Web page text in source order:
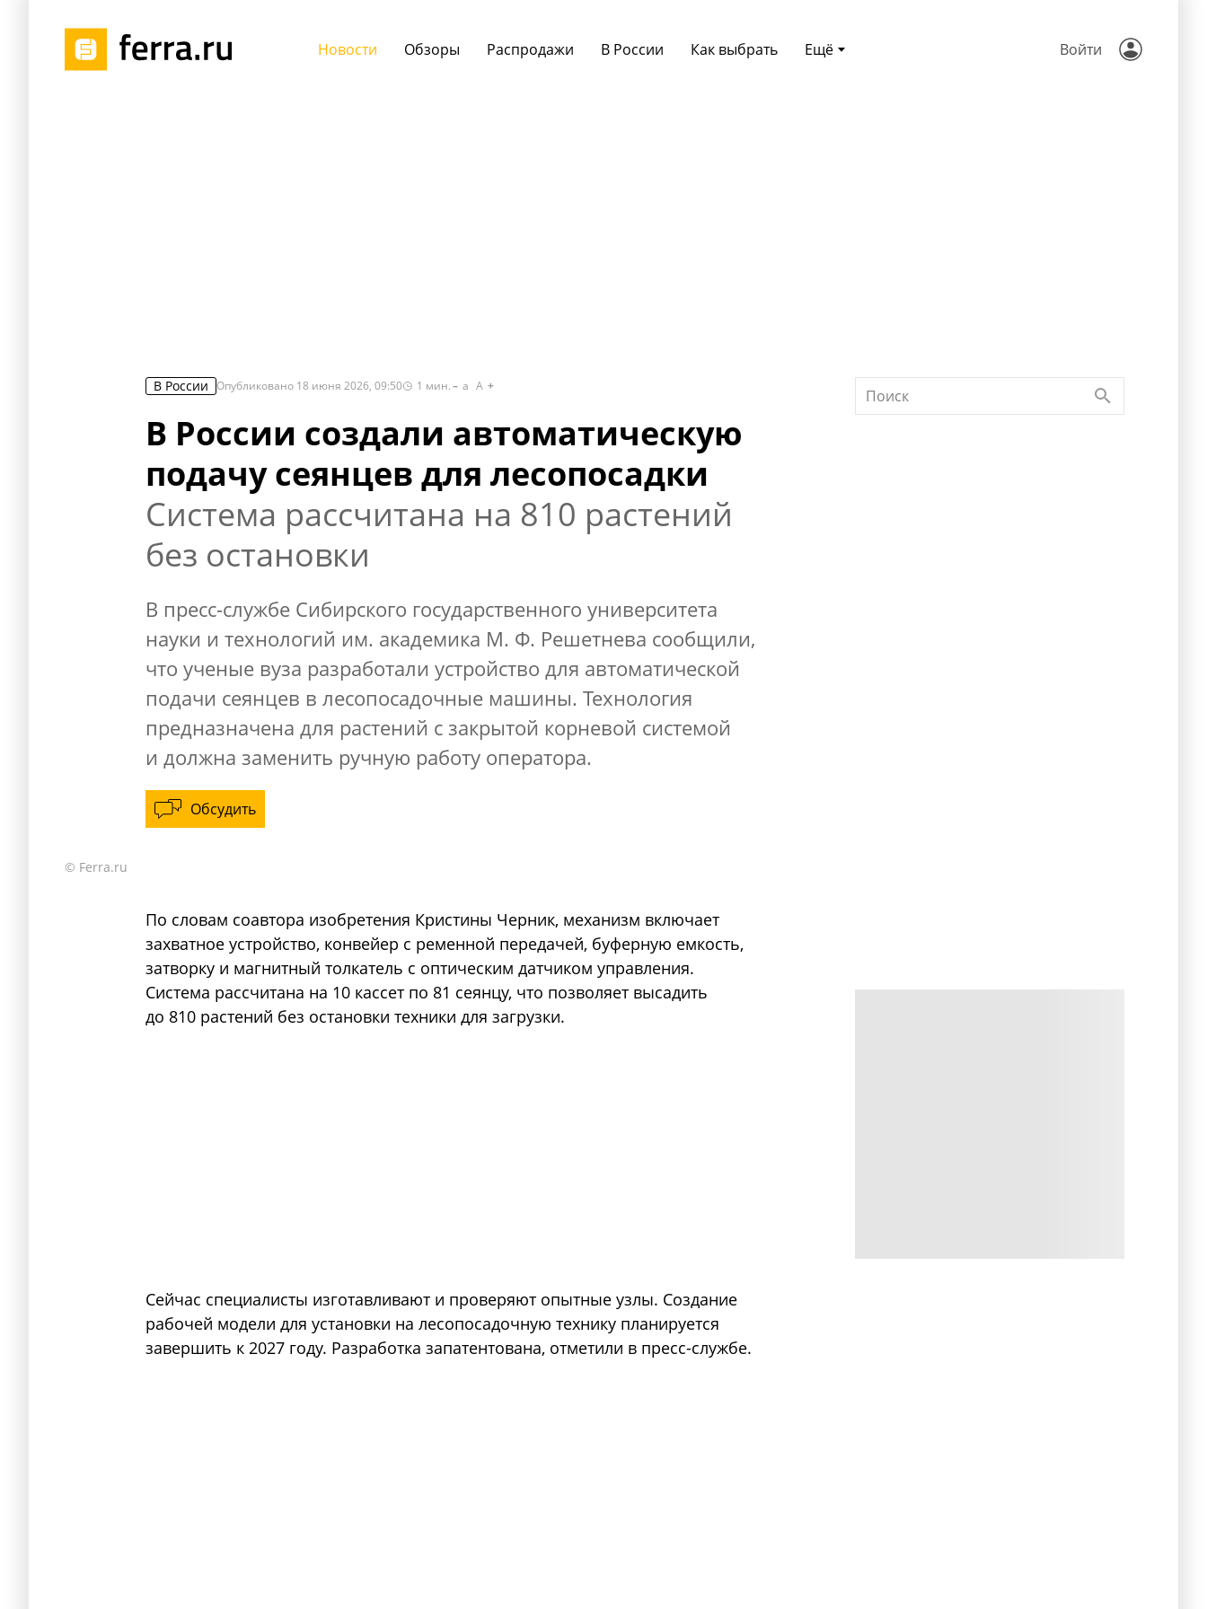
Ещё
Новости Обзоры Распродажи В России Как выбрать Войти
В России Опубликовано 18 июня 2026, 09:50 1 мин. a A
В России создали автоматическую
подачу сеянцев для лесопосадки
Система рассчитана на 810 растений
без остановки
В пресс-службе Сибирского государственного университета
науки и технологий им. академика М. Ф. Решетнева сообщили,
что ученые вуза разработали устройство для автоматической
подачи сеянцев в лесопосадочные машины. Технология
предназначена для растений с закрытой корневой системой
и должна заменить ручную работу оператора.
Обсудить
© Ferra.ru
По словам соавтора изобретения Кристины Черник, механизм включает
захватное устройство, конвейер с ременной передачей, буферную емкость,
затворку и магнитный толкатель с оптическим датчиком управления.
Система рассчитана на 10 кассет по 81 сеянцу, что позволяет высадить
до 810 растений без остановки техники для загрузки.
Сейчас специалисты изготавливают и проверяют опытные узлы. Создание
рабочей модели для установки на лесопосадочную технику планируется
завершить к 2027 году. Разработка запатентована, отметили в пресс-службе.